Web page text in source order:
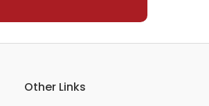
Other Links